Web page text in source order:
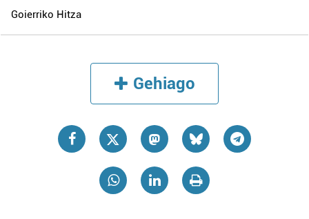
Goierriko Hitza
Gehiago